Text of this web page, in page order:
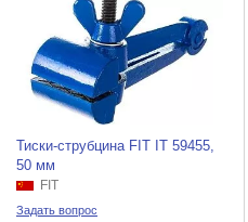
Тиски-струбцина FIT IT 59455,
50 мм
FIT
Задать вопрос